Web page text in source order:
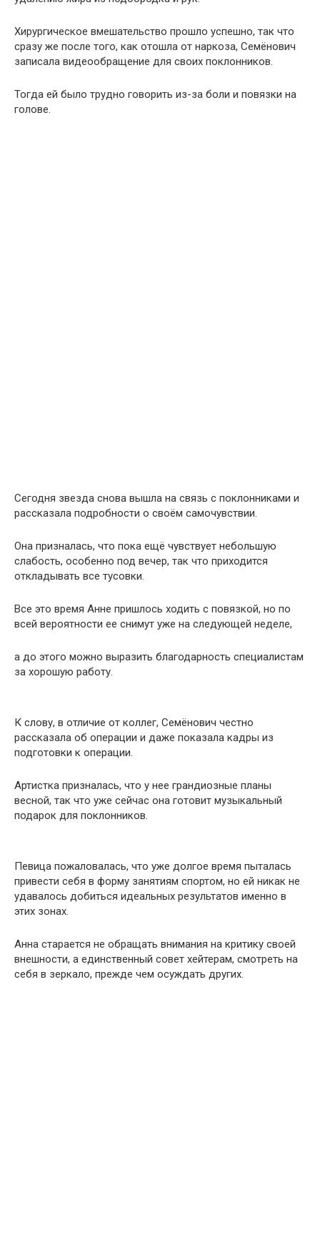
Хирургическое вмешательство прошло успешно, так что
сразу же после того, как отошла от наркоза, Семёнович
записала видеообращение для своих поклонников.
Тогда ей было трудно говорить из-за боли и повязки на
голове.
Сегодня звезда снова вышла на связь с поклонниками и
рассказала подробности о своём самочувствии.
Она призналась, что пока ещё чувствует небольшую
слабость, особенно под вечер, так что приходится
откладывать все тусовки.
Все это время Анне пришлось ходить с повязкой, но по
всей вероятности ее снимут уже на следующей неделе,
а до этого можно выразить благодарность специалистам
за хорошую работу.
К слову, в отличие от коллег, Семёнович честно
рассказала об операции и даже показала кадры из
подготовки к операции.
Артистка призналась, что у нее грандиозные планы
весной, так что уже сейчас она готовит музыкальный
подарок для поклонников.
Певица пожаловалась, что уже долгое время пыталась
привести себя в форму занятиям спортом, но ей никак не
удавалось добиться идеальных результатов именно в
этих зонах.
Анна старается не обращать внимания на критику своей
внешности, а единственный совет хейтерам, смотреть на
себя в зеркало, прежде чем осуждать других.